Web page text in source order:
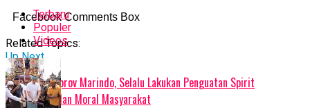
Facebook Comments Box
Related Topics:
Up Next
Pesan Sekdaprov Marindo, Selalu Lakukan Penguatan Spirit
Keagamaan dan Moral Masyarakat
Terbaru
Populer
Videos